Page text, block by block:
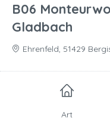
B06
Gladbach
Ehrenfeld, 51429
Art